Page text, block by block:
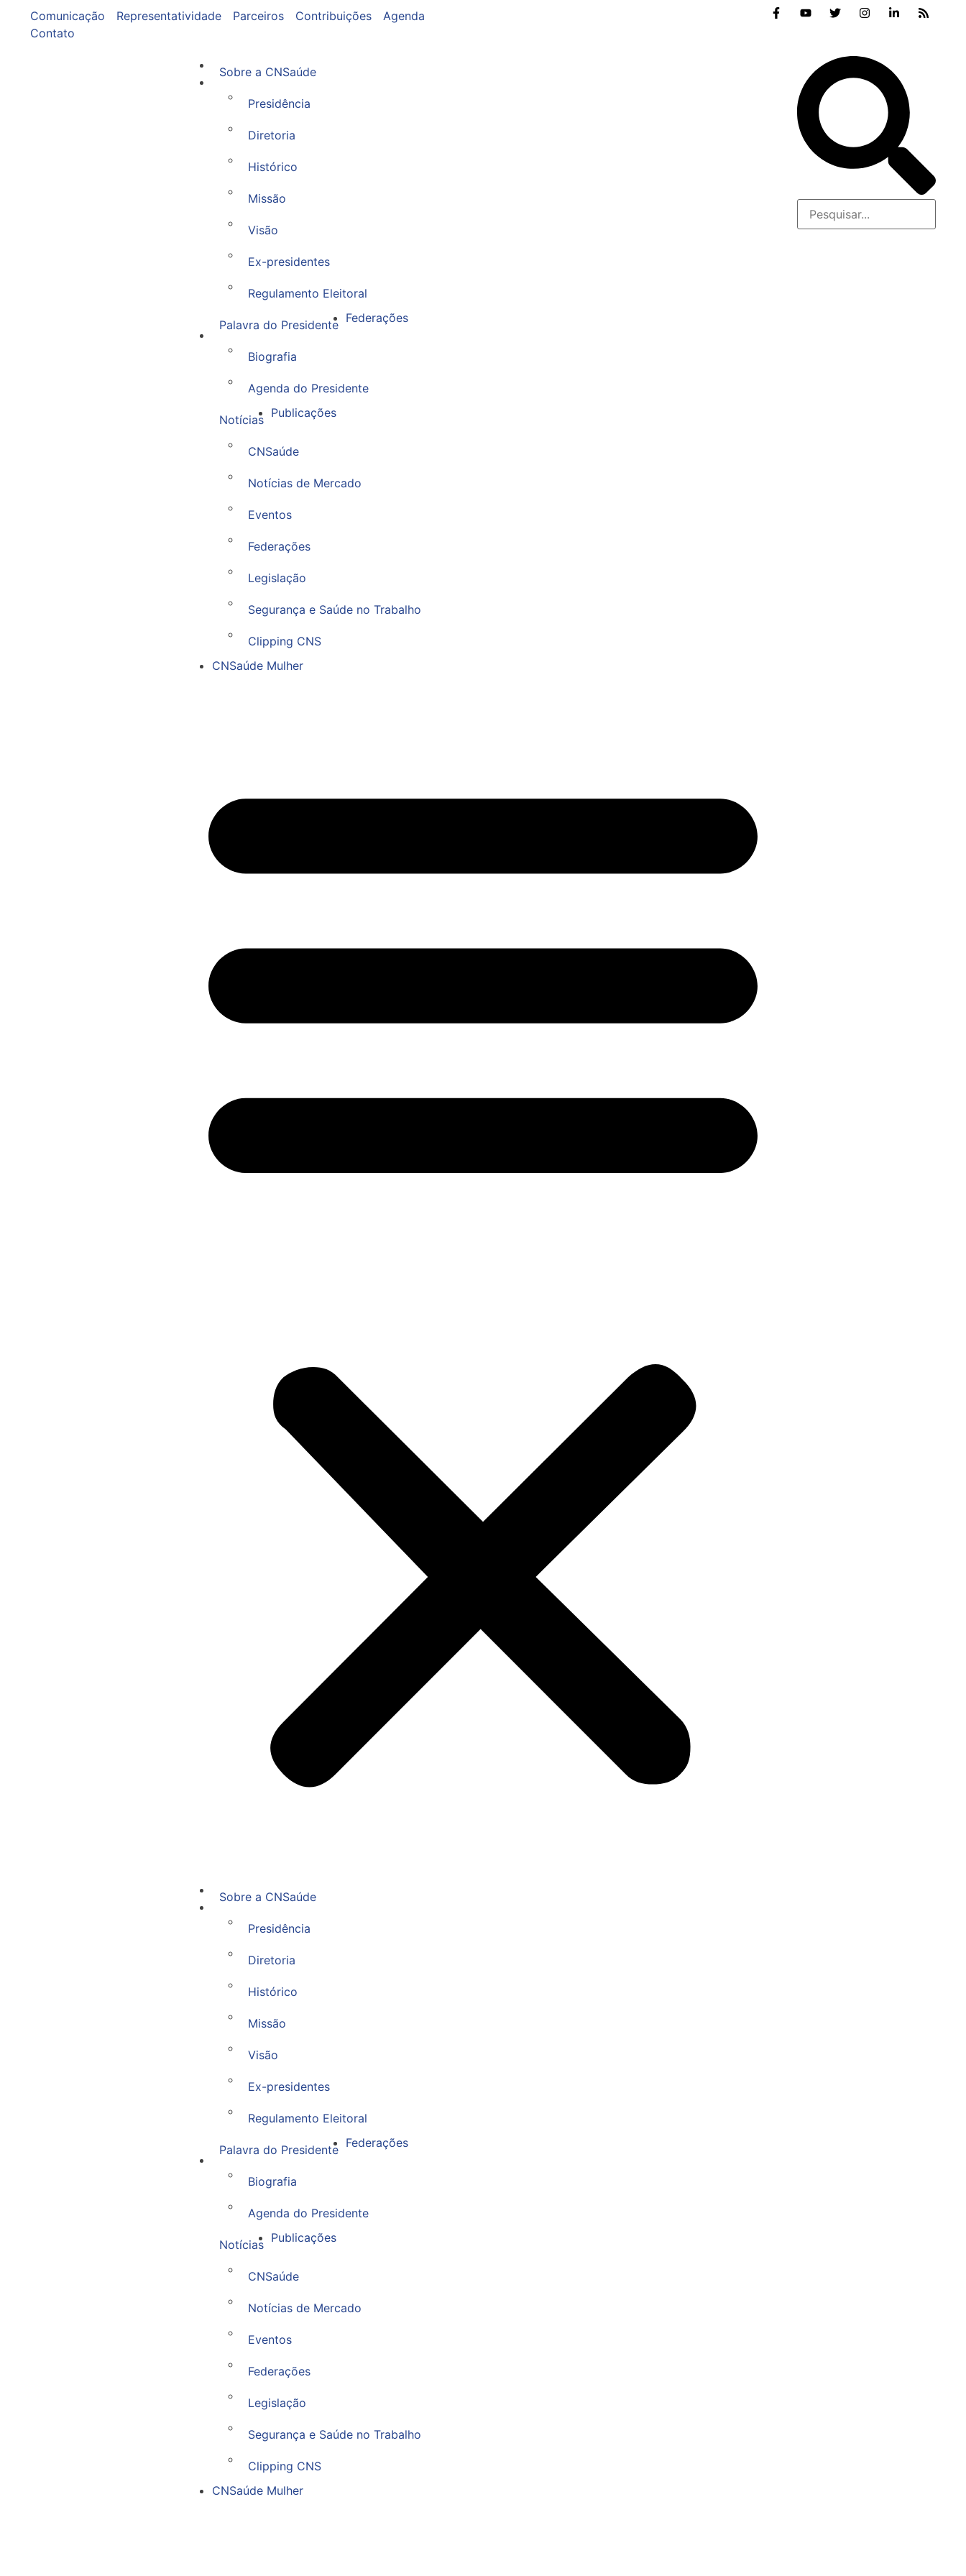
Comunicação Representatividade Parceiros Contribuições
Agenda
Contato
Sobre a CNSaúde
Presidência
Diretoria
Histórico
Missão
Visão
Ex-presidentes
Regulamento Eleitoral
Palavra do Presidente
Biografia
Agenda do Presidente
Federações
Notícias
CNSaúde
Notícias de Mercado
Eventos
Federações
Legislação
Segurança e Saúde no Trabalho
Clipping CNS
Publicações
CNSaúde Mulher
Sobre a CNSaúde
Presidência
Diretoria
Histórico
Missão
Visão
Ex-presidentes
Regulamento Eleitoral
Palavra do Presidente
Biografia
Agenda do Presidente
Federações
Notícias
CNSaúde
Notícias de Mercado
Eventos
Federações
Legislação
Segurança e Saúde no Trabalho
Clipping CNS
Publicações
CNSaúde Mulher